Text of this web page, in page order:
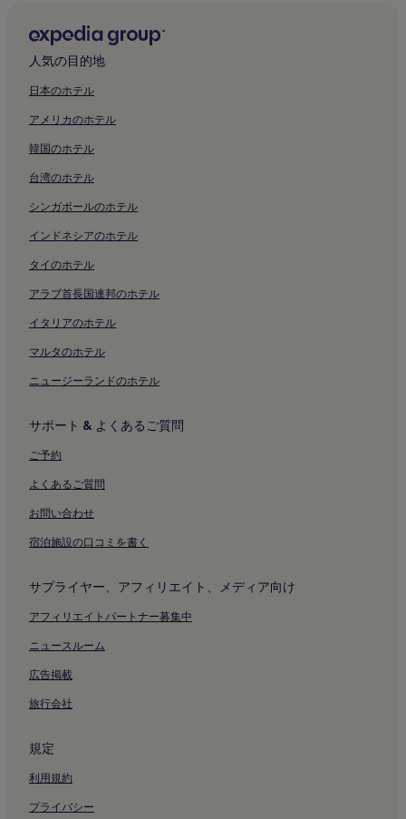
人気の目的地
日本のホテル
アメリカのホテル
韓国のホテル
台湾のホテル
シンガポールのホテル
インドネシアのホテル
タイのホテル
アラブ首長国連邦のホテル
イタリアのホテル
マルタのホテル
ニュージーランドのホテル
サポート & よくあるご質問
ご予約
よくあるご質問
お問い合わせ
宿泊施設の口コミを書く
サプライヤー、アフィリエイト、メディア向け
アフィリエイトパートナー募集中
ニュースルーム
広告掲載
旅行会社
規定
利用規約
プライバシー